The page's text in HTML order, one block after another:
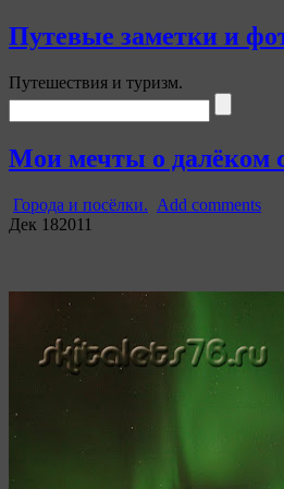
Путевые заметки и
Путешествия и туризм.
Мои мечты о далёком
Города и посёлки. Add comments
Дек 182011